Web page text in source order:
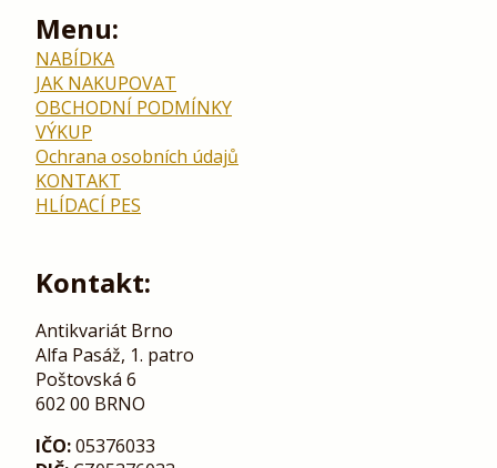
Menu:
NABÍDKA
JAK NAKUPOVAT
OBCHODNÍ PODMÍNKY
VÝKUP
Ochrana osobních údajů
KONTAKT
HLÍDACÍ PES
Kontakt:
Antikvariát Brno
Alfa Pasáž, 1. patro
Poštovská 6
602 00 BRNO
IČO:05376033